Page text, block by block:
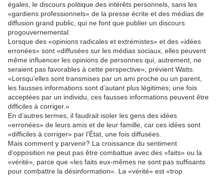
égales, le discours politique des intérêts personnels, sans les
«gardiens professionnels» de la presse écrite et des médias de
diffusion grand public, qui ne font que publier un discours
progouvernemental.
Lorsque des «opinions radicales et extrémistes» et des «idées
erronées» sont «diffusées sur les médias sociaux, elles peuvent
même influencer les opinions de personnes qui, autrement, ne
seraient pas favorables à cette perspective», prévient Watts.
«Lorsqu’elles sont transmises par un ami proche ou un parent,
les fausses informations sont d’autant plus légitimes; une fois
acceptées par un individu, ces fausses informations peuvent être
difficiles à corriger.»
En d’autres termes, il faudrait isoler les gens des idées
«erronées» de leurs amis et de leur famille, car ces idées sont
«difficiles à corriger» par l’État, une fois diffusées.
Mais comment y parvenir? La croissance du sentiment
d’opposition ne peut pas être combattue avec des «faits» ou la
«vérité», parce que «les faits eux-mêmes ne sont pas suffisants
pour combattre la désinformation». La «vérité» est «trop